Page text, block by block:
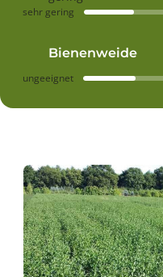
sehr gering
Bienenweide
ungeeignet